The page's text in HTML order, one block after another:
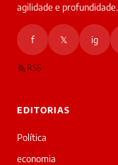
agilidade e profundidade.
f 𝕏 ig
RSS
EDITORIAS
Política
economia